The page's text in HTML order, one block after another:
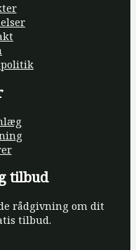
tilbud
rådgivning om dit
tilbud.